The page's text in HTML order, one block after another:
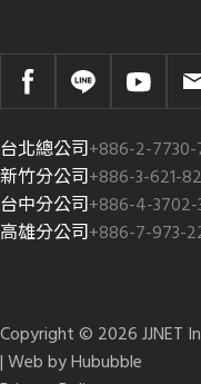
台北總公司+886-2-
新竹分公司+886-3-621-
台中分公司+886-4-
高雄分公司+886-7-973-
Copyright © 2026 JJNET
| Web byHububble